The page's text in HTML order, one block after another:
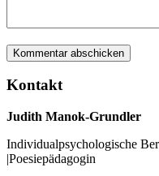
Kontakt
Judith Manok-Grundler
Individualpsychologische
|Poesiepädagogin